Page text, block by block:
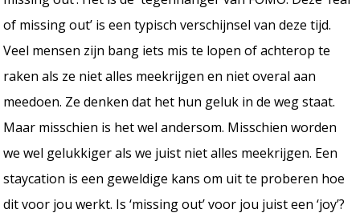
of missing out’ is een typisch verschijnsel van deze tijd.
Veel mensen zijn bang iets mis te lopen of achterop te
raken als ze niet alles meekrijgen en niet overal aan
meedoen. Ze denken dat het hun geluk in de weg staat.
Maar misschien is het wel andersom. Misschien worden
we wel gelukkiger als we juist niet alles meekrijgen. Een
staycation is een geweldige kans om uit te proberen hoe
dit voor jou werkt. Is ‘missing out’ voor jou juist een ‘joy’?